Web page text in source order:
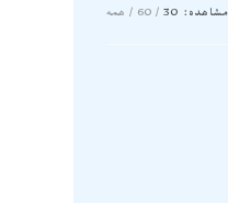
مشاهده: 30
60 همه